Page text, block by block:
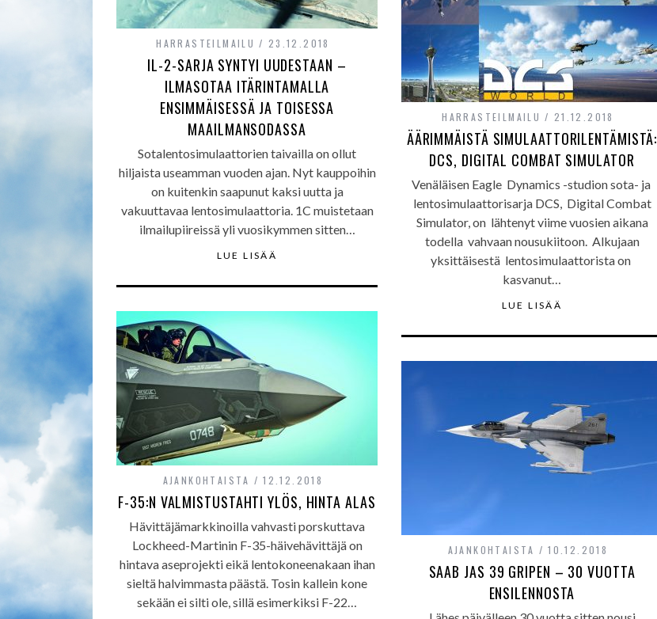
HARRASTEILMAILU 23.12.2018
IL-2-SARJA SYNTYI UUDESTAAN –
ILMASOTAA ITÄRINTAMALLA
ENSIMMÄISESSÄ JA TOISESSA
MAAILMANSODASSA
Sotalentosimulaattorien taivailla on ollut
hiljaista useamman vuoden ajan. Nyt kauppoihin
on kuitenkin saapunut kaksi uutta ja
vakuuttavaa lentosimulaattoria. 1C muistetaan
ilmailupiireissä yli vuosikymmen sitten…
LUE LISÄÄ
HARRASTEILMAILU 21.12.2018
ÄÄRIMMÄISTÄ SIMULAATTORILENTÄMISTÄ:
DCS, DIGITAL COMBAT SIMULATOR
Venäläisen Eagle Dynamics -studion sota- ja
lentosimulaattorisarja DCS, Digital Combat
Simulator, on lähtenyt viime vuosien aikana
todella vahvaan nousukiitoon. Alkujaan
yksittäisestä lentosimulaattorista on
kasvanut…
LUE LISÄÄ
AJANKOHTAISTA 12.12.2018
F-35:N VALMISTUSTAHTI YLÖS, HINTA ALAS
Hävittäjämarkkinoilla vahvasti porskuttava
Lockheed-Martinin F-35-häivehävittäjä on
hintava aseprojekti eikä lentokoneenakaan ihan
sieltä halvimmasta päästä. Tosin kallein kone
sekään ei silti ole, sillä esimerkiksi F-22…
AJANKOHTAISTA 10.12.2018
SAAB JAS 39 GRIPEN – 30 VUOTTA
ENSILENNOSTA